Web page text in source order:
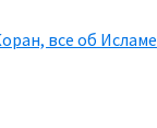
все об Исламе